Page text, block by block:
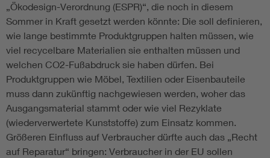
„Ökodesign-Verordnung (ESPR)“, die noch in diesem
Sommer in Kraft gesetzt werden könnte: Die soll definieren,
wie lange bestimmte Produktgruppen halten müssen, wie
viel recycelbare Materialien sie enthalten müssen und
welchen CO2-Fußabdruck sie haben dürfen. Bei
Produktgruppen wie Möbel, Textilien oder Eisenbauteile
muss dann zukünftig nachgewiesen werden, woher das
Ausgangsmaterial stammt oder wie viel Rezyklate
(wiederverwertete Kunststoffe) zum Einsatz kommen.
Größeren Einfluss auf Verbraucher dürfte auch das „Recht
auf Reparatur“ bringen: Verbraucher in der EU sollen